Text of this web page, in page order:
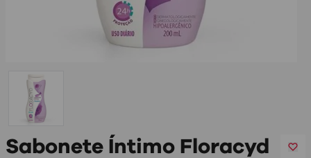
Sabonete Íntimo Floracyd